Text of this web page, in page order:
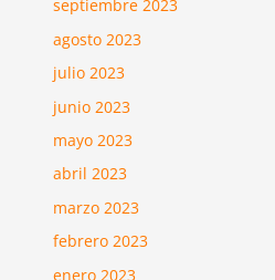
septiembre 2023
agosto 2023
julio 2023
junio 2023
mayo 2023
abril 2023
marzo 2023
febrero 2023
enero 2023